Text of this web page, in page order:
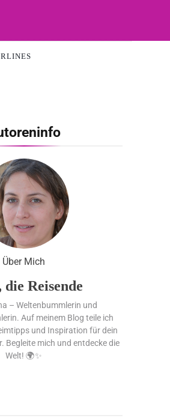
Über Mich
die Reisende
– Weltenbummlerin und
Auf meinem Blog teile ich
und Inspiration für dein
Begleite mich und entdecke die
Welt! 🌍✨